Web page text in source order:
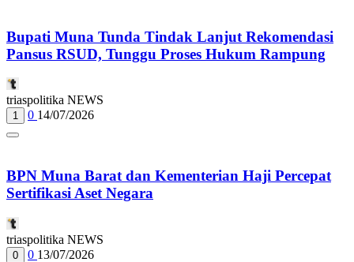
Bupati Muna Tunda Tindak Lanjut Rekomendasi
Pansus RSUD, Tunggu Proses Hukum Rampung
triaspolitika NEWS
1 0 14/07/2026
BPN Muna Barat dan Kementerian Haji Percepat
Sertifikasi Aset Negara
triaspolitika NEWS
0 0 13/07/2026